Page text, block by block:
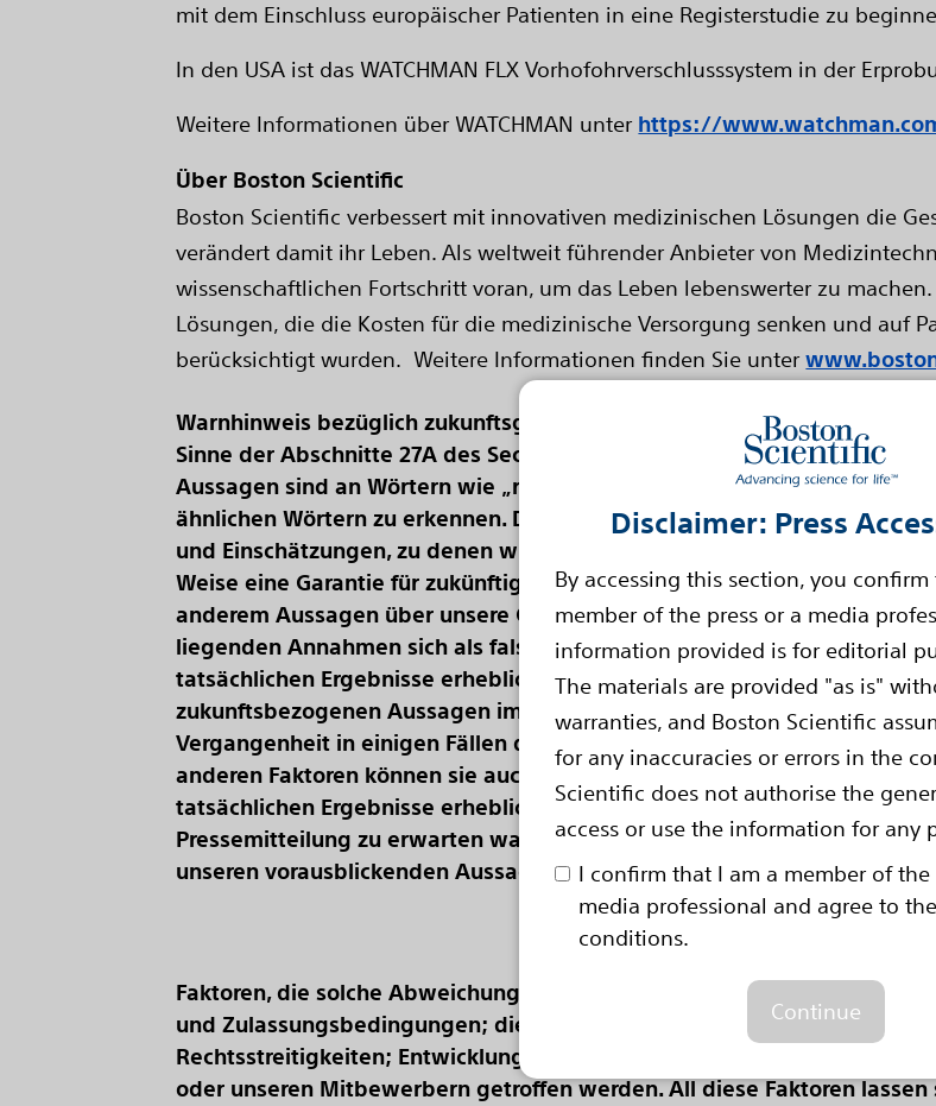
Disclaimer: Press
By accessing this section, you
member of the press or a media
information provided is for editorial
The materials are provided "as is"
warranties, and Boston Scientific
for any inaccuracies or errors in the
Scientific does not authorise the
access or use the information for any
I confirm that I am a member of the
media professional and agree to
conditions.
Continue
mit dem Einschluss europäischer Patienten in eine Registerstudie zu
In den USA ist das WATCHMAN FLX Vorhofohrverschlusssystem in der
Weitere Informationen über WATCHMAN unter https://
Über Boston Scientific
Boston Scientific verbessert mit innovativen medizinischen Lösungen die
verändert damit ihr Leben. Als weltweit führender Anbieter von
wissenschaftlichen Fortschritt voran, um das Leben lebenswerter zu
Lösungen, die die Kosten für die medizinische Versorgung senken und auf
berücksichtigt wurden. Weitere Informationen finden Sie unter
Warnhinweis bezüglich zukunftsgerichteter Aussagen
Diese
Sinne der Abschnitte 27A des Securities Act von 1933 und 21E des
Aussagen sind an Wörtern wie „rechnen mit“, „erwarten“, „glauben“,
ähnlichen Wörtern zu erkennen. Diese zukunftsgerichteten Aussagen
und Einschätzungen, zu denen wir anhand der derzeit verfügbaren
Weise eine Garantie für zukünftige Ereignisse oder Leistungen. Diese
anderem Aussagen über unsere Geschäftspläne sowie die
liegenden Annahmen sich als falsch erweisen oder bestimmte Risiken
tatsächlichen Ergebnisse erheblich von den Erwartungen und
zukunftsbezogenen Aussagen implizit oder ausdrücklich genannt
Vergangenheit in einigen Fällen dazu geführt, dass wir unsere
anderen Faktoren können sie auch in Zukunft dazu führen, dass wir
tatsächlichen Ergebnisse erheblich von denen abweichen, die durch
Pressemitteilung zu erwarten waren. Deswegen werden die
unseren vorausblickenden Aussagen kein unangemessenes Vertrauen
Faktoren, die solche Abweichungen bewirken können, sind u. a.:
und Zulassungsbedingungen; die Einführung neuer Produkte;
Rechtsstreitigkeiten; Entwicklungen auf dem Finanzmarkt und
oder unseren Mitbewerbern getroffen werden. All diese Faktoren